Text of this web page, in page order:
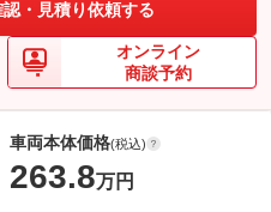
・見積り依頼する
オンライン
商談予約
車両本体価格(税込)
263.8万円